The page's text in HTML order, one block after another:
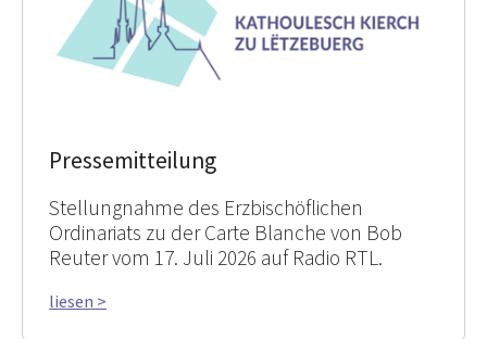
Pressemitteilung
Stellungnahme des Erzbischöflichen
Ordinariats zu der Carte Blanche von Bob
Reuter vom 17. Juli 2026 auf Radio RTL.
liesen >